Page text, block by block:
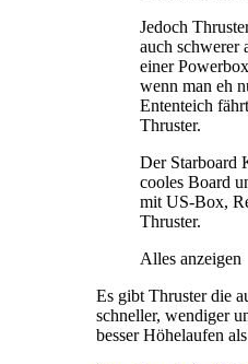
Jedoch
auch schwerer
einer
wenn man eh
Ententeich
Thruster.
Der Starboard
cooles Board
mit US-Box,
Thruster.
Alles anzeigen
Es gibt Thruster die
schneller, wendiger
besser Höhelaufen